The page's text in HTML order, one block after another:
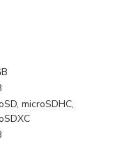
microSDHC,